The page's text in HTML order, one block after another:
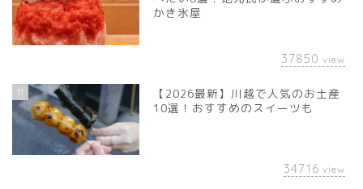
かき氷屋
37850 view
11
【2026最新】川越で人気のお土産
10選！おすすめのスイーツも
34716 view